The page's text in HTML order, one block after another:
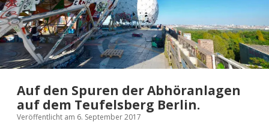
Auf den Spuren der Abhöranlagen
auf dem Teufelsberg Berlin.
Veröffentlicht am 6. September 2017